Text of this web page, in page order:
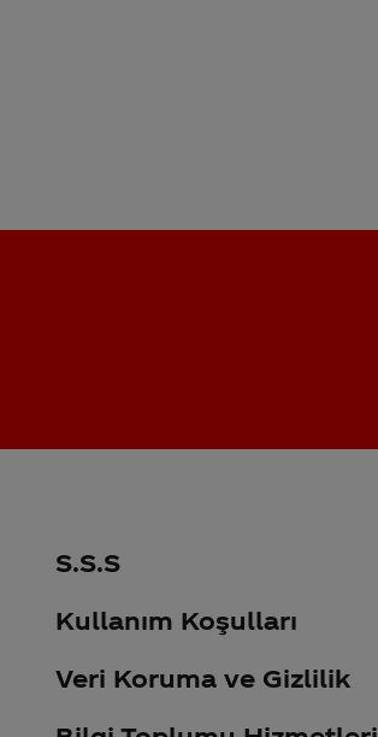
S.S.S
Kullanım Koşulları
Veri Koruma ve Gizlilik